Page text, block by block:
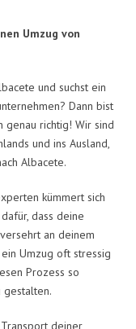
Umzug von
und suchst ein
Dann bist
genau richtig! Wir sind
und ins Ausland,
Albacete.
kümmert sich
dass deine
an deinem
Umzug oft stressig
Prozess so
gestalten.
deiner